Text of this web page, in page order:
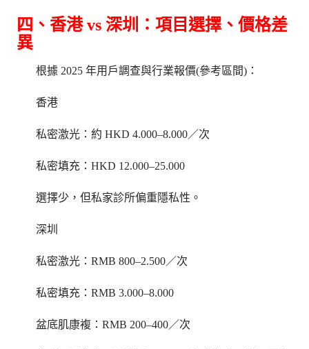
四、香港 vs 深圳：項目選擇、價格差
異
根據 2025 年用戶調查與行業報價(參考區間)：
香港
私密激光：約 HKD 4.000–8.000／次
私密填充：HKD 12.000–25.000
選擇少，但私家診所偏重隱私性。
深圳
私密激光：RMB 800–2.500／次
私密填充：RMB 3.000–8.000
盆底肌康複：RMB 200–400／次